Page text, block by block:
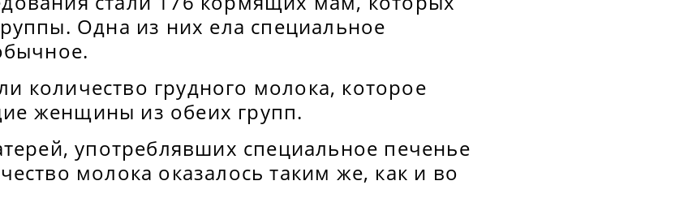
Одна из них ела специальное
количество грудного молока, которое
женщины из обеих групп.
употреблявших специальное печенье
молока оказалось таким же, как и во